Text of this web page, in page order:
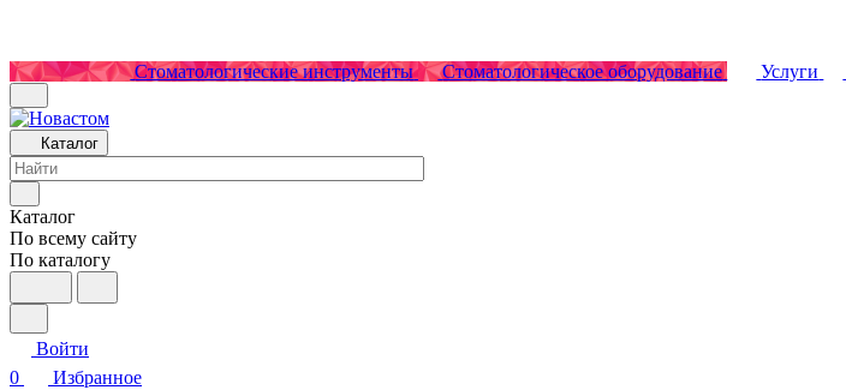
Стоматологические инструменты Стоматологическое оборудование Услуги
Каталог
Каталог
По всему сайту
По каталогу
Войти
0
Избранное